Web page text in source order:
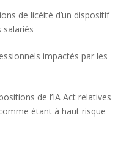
de licéité d’un dispositif
salariés
impactés par les
de l’IA Act relatives
étant à haut risque